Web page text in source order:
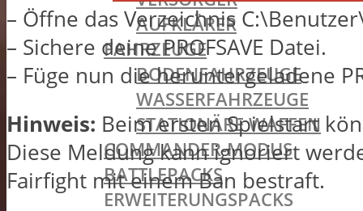
AUFKLÄRER
FAHRZEUGE
BODENFAHRZEUGE
WASSERFAHRZEUGE
STATIONÄRE WAFFEN
COMMANDER-MODUS
BATTLEPACKS
ERWEITERUNGSPACKS
– Öffne das Verzeichnis
– Sichere deine PROFSAVE Datei.
– Füge nun die heruntergeladene
Hinweis: Beim ersten Spielstart
Diese Meldung kann ignoriert
Fairfight mit einem Ban bestraft.